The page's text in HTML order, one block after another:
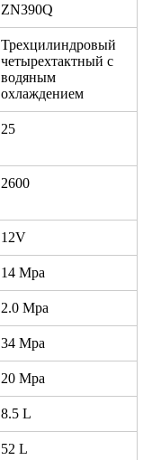
ZN390Q
Трехцилиндровый
четырехтактный с
водяным
охлаждением
25
2600
12V
14 Mpa
2.0 Mpa
34 Mpa
20 Mpa
8.5 L
52 L